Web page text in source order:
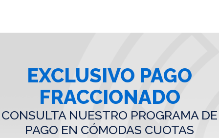
EXCLUSIVO PAGO
FRACCIONADO
CONSULTA NUESTRO PROGRAMA DE
PAGO EN CÓMODAS CUOTAS